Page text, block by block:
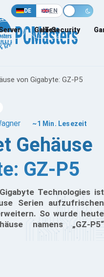
DE EN
Games
IT-Security
von Gigabyte: GZ-P5
~1 Min. Lesezeit
Gehäuse
GZ-P5
Technologies ist
Serien aufzufrischen
So wurde heute
namens „GZ-P5“